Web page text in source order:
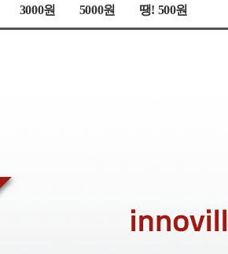
3000원 5000원 땡! 500원